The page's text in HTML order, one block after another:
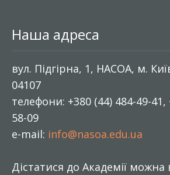
Наша адреса
вул. Підгірна, 1, НАСОА, м.
04107
телефони: +380 (44) 484-49-41,
58-09
e-mail: info@nasoa.edu.ua
Дістатися до Академії можна